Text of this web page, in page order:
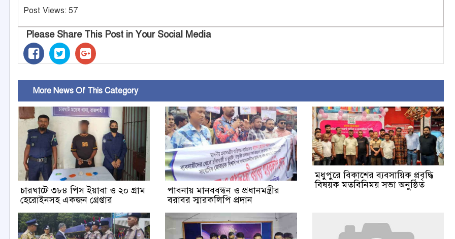
Post Views: 57
Please Share This Post in Your Social Media
More News Of This Category
চারঘাটে ৩৮৪ পিস ইয়াবা ও ২০ গ্রাম
হেরোইনসহ একজন গ্রেপ্তার
পাবনায় মানববন্ধন ও প্রধানমন্ত্রীর
বরাবর স্মারকলিপি প্রদান
মধুপুরে বিকাশের ব্যবসায়িক প্রবৃদ্ধি
বিষয়ক মতবিনিময় সভা অনুষ্ঠিত